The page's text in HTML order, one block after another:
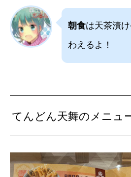
朝食は天茶漬
わえるよ！
てんどん天舞のメニュ